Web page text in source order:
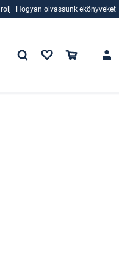
Hogyan olvassunk ekönyveket